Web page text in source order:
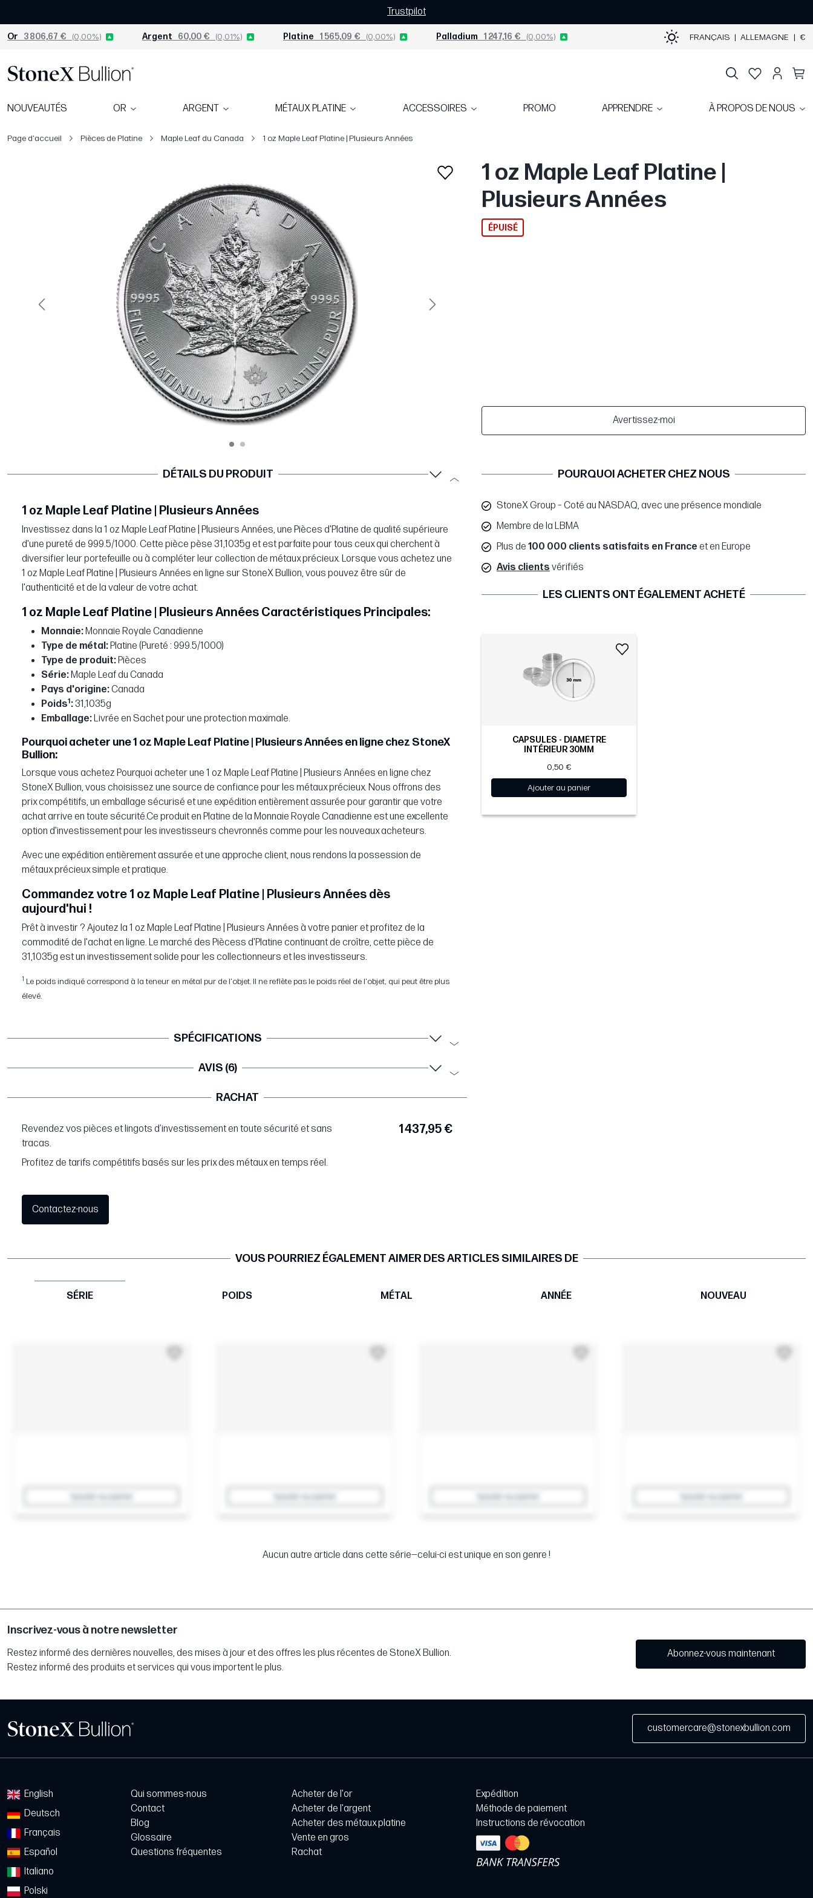
Trustpilot
Or 3 806,67 € (0,00%) Argent 60,00 € (0,01%) Platine 1 565,09 € (0,00%) Palladium 1 247,16 € (0,00%) FRANÇAIS | ALLEMAGNE | €
NOUVEAUTÉS OR ARGENT MÉTAUX PLATINE ACCESSOIRES PROMO APPRENDRE À PROPOS DE NOUS
Page d'accueil Pièces de Platine Maple Leaf du Canada 1 oz Maple Leaf Platine | Plusieurs Années
Précédent Suivant
1 oz Maple Leaf Platine |
Plusieurs Années
ÉPUISÉ
Avertissez-moi
DÉTAILS DU PRODUIT
1 oz Maple Leaf Platine | Plusieurs Années
Investissez dans la 1 oz Maple Leaf Platine | Plusieurs Années, une Pièces d'Platine de qualité supérieure
d'une pureté de 999.5/1000. Cette pièce pèse 31,1035g et est parfaite pour tous ceux qui cherchent à
diversifier leur portefeuille ou à compléter leur collection de métaux précieux. Lorsque vous achetez une
1 oz Maple Leaf Platine | Plusieurs Années en ligne sur StoneX Bullion, vous pouvez être sûr de
l'authenticité et de la valeur de votre achat.
1 oz Maple Leaf Platine | Plusieurs Années Caractéristiques Principales:
Monnaie:Monnaie Royale Canadienne
Type de métal:Platine (Pureté : 999.5/1000)
Type de produit:Pièces
Série:Maple Leaf du Canada
Pays d'origine:Canada
Poids1: 31,1035g
Emballage:Livrée en Sachet pour une protection maximale.
Pourquoi acheter une 1 oz Maple Leaf Platine | Plusieurs Années en ligne chez StoneX
Bullion:
Lorsque vous achetez Pourquoi acheter une 1 oz Maple Leaf Platine | Plusieurs Années en ligne chez
StoneX Bullion, vous choisissez une source de confiance pour les métaux précieux. Nous offrons des
prix compétitifs, un emballage sécurisé et une expédition entièrement assurée pour garantir que votre
achat arrive en toute sécurité.Ce produit en Platine de la Monnaie Royale Canadienne est une excellente
option d'investissement pour les investisseurs chevronnés comme pour les nouveaux acheteurs.
Avec une expédition entièrement assurée et une approche client, nous rendons la possession de
métaux précieux simple et pratique.
Commandez votre 1 oz Maple Leaf Platine | Plusieurs Années dès
aujourd'hui !
Prêt à investir ? Ajoutez la 1 oz Maple Leaf Platine | Plusieurs Années à votre panier et profitez de la
commodité de l'achat en ligne. Le marché des Piècess d'Platine continuant de croître, cette pièce de
31,1035g est un investissement solide pour les collectionneurs et les investisseurs.
1 Le poids indiqué correspond à la teneur en métal pur de l'objet. Il ne reflète pas le poids réel de l'objet, qui peut être plus
élevé.
SPÉCIFICATIONS
AVIS (6)
RACHAT
1 437,95 €
Revendez vos pièces et lingots d’investissement en toute sécurité et sans
tracas.
Profitez de tarifs compétitifs basés sur les prix des métaux en temps réel.
Contactez-nous
POURQUOI ACHETER CHEZ NOUS
StoneX Group – Coté au NASDAQ, avec une présence mondiale
Membre de la LBMA
Plus de 100 000 clients satisfaits en France et en Europe
Avis clients vérifiés
LES CLIENTS ONT ÉGALEMENT ACHETÉ
CAPSULES - DIAMÈTRE
INTÉRIEUR 30MM
0,50 €
Ajouter au panier
VOUS POURRIEZ ÉGALEMENT AIMER DES ARTICLES SIMILAIRES DE
SÉRIE POIDS MÉTAL ANNÉE NOUVEAU
Aucun autre article dans cette série—celui-ci est unique en son genre !
Inscrivez-vous à notre newsletter
Restez informé des dernières nouvelles, des mises à jour et des offres les plus récentes de StoneX Bullion.
Restez informé des produits et services qui vous importent le plus.
Abonnez-vous maintenant
customercare@stonexbullion.com
English
Deutsch
Français
Español
Italiano
Polski
Qui sommes-nous
Contact
Blog
Glossaire
Questions fréquentes
Acheter de l'or
Acheter de l'argent
Acheter des métaux platine
Vente en gros
Rachat
Expédition
Méthode de paiement
Instructions de révocation